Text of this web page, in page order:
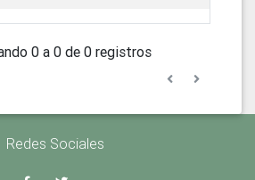
0 a 0 de 0 registros
Redes Sociales